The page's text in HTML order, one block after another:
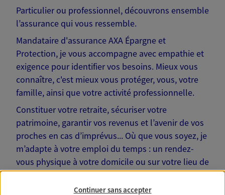
Particulier ou professionnel, découvrons ensemble
l’assurance qui vous ressemble.
Mandataire d'assurance AXA Épargne et
Protection, je vous accompagne avec empathie et
exigence pour identifier vos besoins. Mieux vous
connaître, c'est mieux vous protéger, vous, votre
famille, ainsi que votre activité professionnelle.
Constituer votre retraite, sécuriser votre
patrimoine, garantir vos revenus et l’avenir de vos
proches en cas d’imprévus... Où que vous soyez, je
m’adapte à votre emploi du temps : un rendez-
vous physique à votre domicile ou sur votre lieu de
travail… Je suis là pour échanger avec vous !
Continuer sans accepter